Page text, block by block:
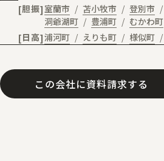
胆振 室蘭市 苫小牧市 登別市
洞爺湖町
豊浦町
むかわ町
日高 浦河町 えりも町 様似町
この会社に資料請求する